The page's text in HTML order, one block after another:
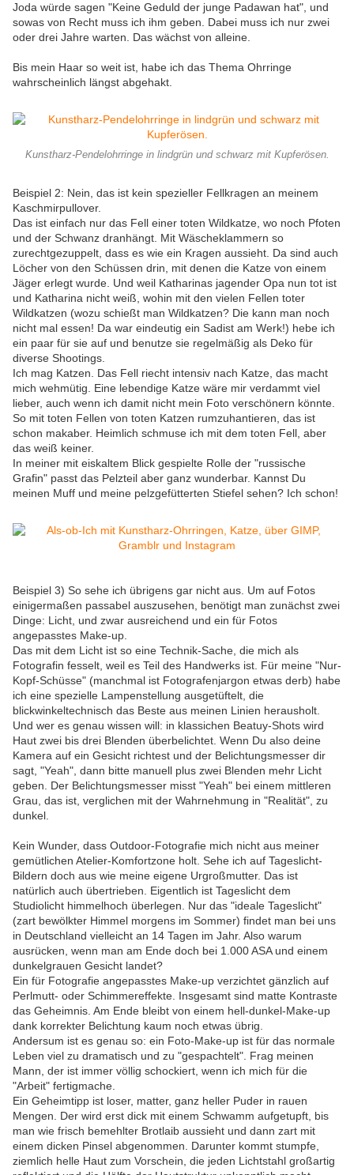
Joda würde sagen "Keine Geduld der junge Padawan hat", und
sowas von Recht muss ich ihm geben. Dabei muss ich nur zwei
oder drei Jahre warten. Das wächst von alleine.
Bis mein Haar so weit ist, habe ich das Thema Ohrringe
wahrscheinlich längst abgehakt.
Kunstharz-Pendelohrringe in lindgrün und schwarz mit Kupferösen.
Beispiel 2: Nein, das ist kein spezieller Fellkragen an meinem
Kaschmirpullover.
Das ist einfach nur das Fell einer toten Wildkatze, wo noch Pfoten
und der Schwanz dranhängt. Mit Wäscheklammern so
zurechtgezuppelt, dass es wie ein Kragen aussieht. Da sind auch
Löcher von den Schüssen drin, mit denen die Katze von einem
Jäger erlegt wurde. Und weil Katharinas jagender Opa nun tot ist
und Katharina nicht weiß, wohin mit den vielen Fellen toter
Wildkatzen (wozu schießt man Wildkatzen? Die kann man noch
nicht mal essen! Da war eindeutig ein Sadist am Werk!) hebe ich
ein paar für sie auf und benutze sie regelmäßig als Deko für
diverse Shootings.
Ich mag Katzen. Das Fell riecht intensiv nach Katze, das macht
mich wehmütig. Eine lebendige Katze wäre mir verdammt viel
lieber, auch wenn ich damit nicht mein Foto verschönern könnte.
So mit toten Fellen von toten Katzen rumzuhantieren, das ist
schon makaber. Heimlich schmuse ich mit dem toten Fell, aber
das weiß keiner.
In meiner mit eiskaltem Blick gespielte Rolle der "russische
Grafin" passt das Pelzteil aber ganz wunderbar. Kannst Du
meinen Muff und meine pelzgefütterten Stiefel sehen? Ich schon!
Beispiel 3) So sehe ich übrigens gar nicht aus. Um auf Fotos
einigermaßen passabel auszusehen, benötigt man zunächst zwei
Dinge: Licht, und zwar ausreichend und ein für Fotos
angepasstes Make-up.
Das mit dem Licht ist so eine Technik-Sache, die mich als
Fotografin fesselt, weil es Teil des Handwerks ist. Für meine "Nur-
Kopf-Schüsse" (manchmal ist Fotografenjargon etwas derb) habe
ich eine spezielle Lampenstellung ausgetüftelt, die
blickwinkeltechnisch das Beste aus meinen Linien herausholt.
Und wer es genau wissen will: in klassichen Beatuy-Shots wird
Haut zwei bis drei Blenden überbelichtet. Wenn Du also deine
Kamera auf ein Gesicht richtest und der Belichtungsmesser dir
sagt, "Yeah", dann bitte manuell plus zwei Blenden mehr Licht
geben. Der Belichtungsmesser misst "Yeah" bei einem mittleren
Grau, das ist, verglichen mit der Wahrnehmung in "Realität", zu
dunkel.
Kein Wunder, dass Outdoor-Fotografie mich nicht aus meiner
gemütlichen Atelier-Komfortzone holt. Sehe ich auf Tageslicht-
Bildern doch aus wie meine eigene Urgroßmutter. Das ist
natürlich auch übertrieben. Eigentlich ist Tageslicht dem
Studiolicht himmelhoch überlegen. Nur das "ideale Tageslicht"
(zart bewölkter Himmel morgens im Sommer) findet man bei uns
in Deutschland vielleicht an 14 Tagen im Jahr. Also warum
ausrücken, wenn man am Ende doch bei 1.000 ASA und einem
dunkelgrauen Gesicht landet?
Ein für Fotografie angepasstes Make-up verzichtet gänzlich auf
Perlmutt- oder Schimmereffekte. Insgesamt sind matte Kontraste
das Geheimnis. Am Ende bleibt von einem hell-dunkel-Make-up
dank korrekter Belichtung kaum noch etwas übrig.
Andersum ist es genau so: ein Foto-Make-up ist für das normale
Leben viel zu dramatisch und zu "gespachtelt". Frag meinen
Mann, der ist immer völlig schockiert, wenn ich mich für die
"Arbeit" fertigmache.
Ein Geheimtipp ist loser, matter, ganz heller Puder in rauen
Mengen. Der wird erst dick mit einem Schwamm aufgetupft, bis
man wie frisch bemehlter Brotlaib aussieht und dann zart mit
einem dicken Pinsel abgenommen. Darunter kommt stumpfe,
ziemlich helle Haut zum Vorschein, die jeden Lichtstahl großartig